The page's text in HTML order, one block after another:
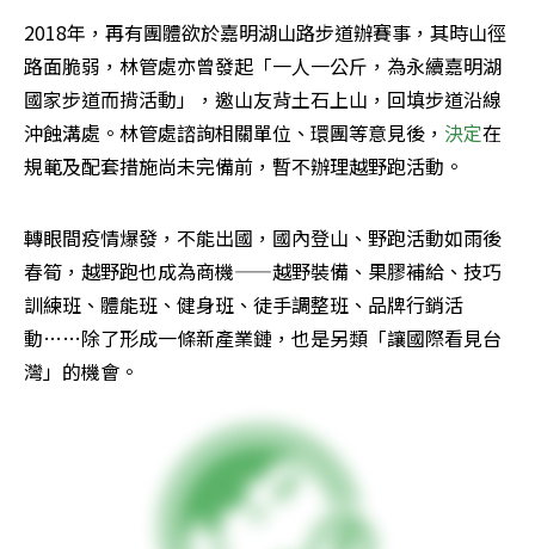
2018年，再有團體欲於嘉明湖山路步道辦賽事，其時山徑
路面脆弱，林管處亦曾發起「一人一公斤，為永續嘉明湖
國家步道而揹活動」，邀山友背土石上山，回填步道沿線
沖蝕溝處。林管處諮詢相關單位、環團等意見後， 決定在
規範及配套措施尚未完備前，暫不辦理越野跑活動。
轉眼間疫情爆發，不能出國，國內登山、野跑活動如雨後
春筍，越野跑也成為商機——越野裝備、果膠補給、技巧
訓練班、體能班、健身班、徒手調整班、品牌行銷活
動……除了形成一條新產業鏈，也是另類「讓國際看見台
灣」的機會。